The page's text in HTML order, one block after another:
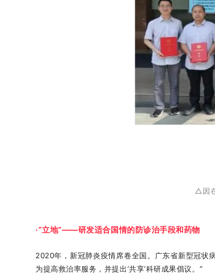
△因
·“立地”——研发适合国情的防诊治手段和药物
2020年，新冠肺炎疫情席卷全国。广东省新型冠状
为提高救治率服务，并提出‘共享’科研成果倡议。”